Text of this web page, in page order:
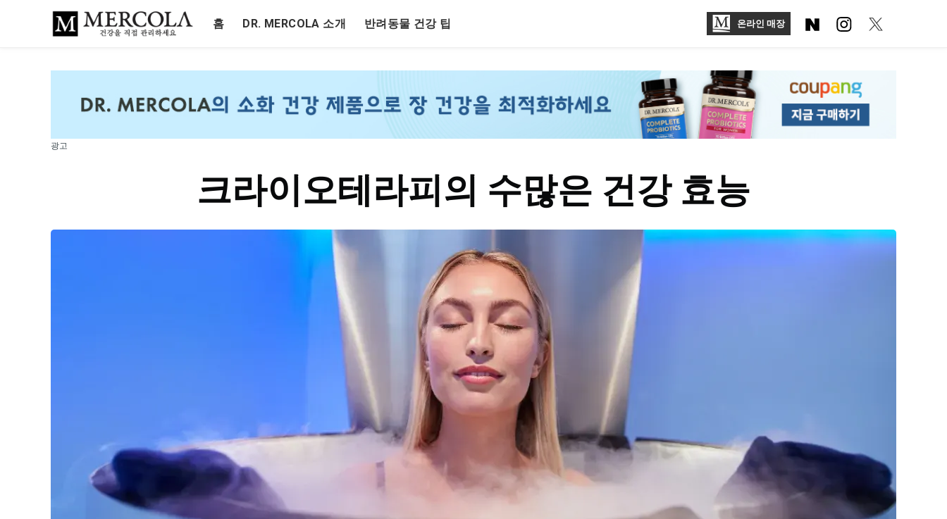
홈 DR. MERCOLA 소개 반려동물 건강 팁 온라인 매장
광고
크라이오테라피의 수많은 건강 효능